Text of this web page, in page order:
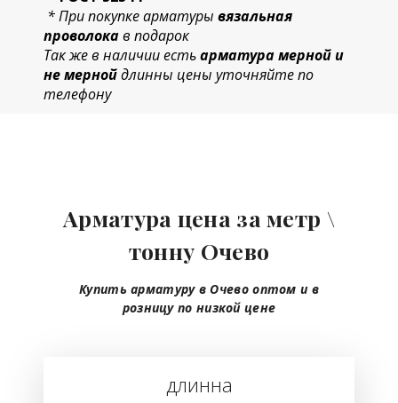
* При покупке арматуры вязальная
проволокав подарок
Так же в наличии естьарматура мерной и
не мернойдлинны цены уточняйте по
телефону
Арматура цена за метр \
тонну Очево
Купить арматуру в Очевооптом и в
розницупо низкой цене
длинна